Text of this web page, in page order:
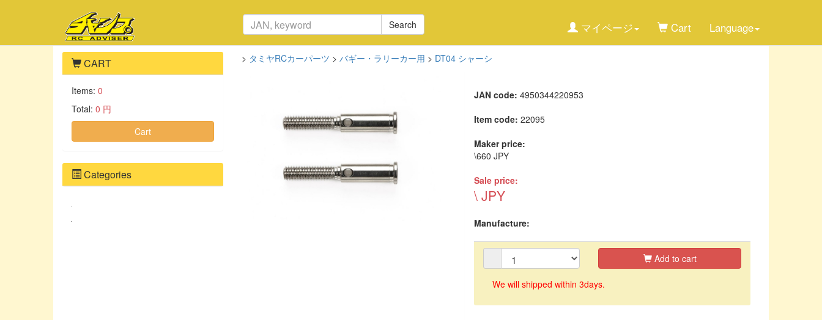
Search マイページ Cart Language
> タミヤRCカーパーツ > バギー・ラリーカー用 > DT04 シャーシ
JAN code:4950344220953
Item code:22095
Maker price:
\660 JPY
Sale price:
\ JPY
Manufacture:
Add to cart
We will shipped within 3days.
CART
Items: 0
Total: 0 円
Cart
Categories